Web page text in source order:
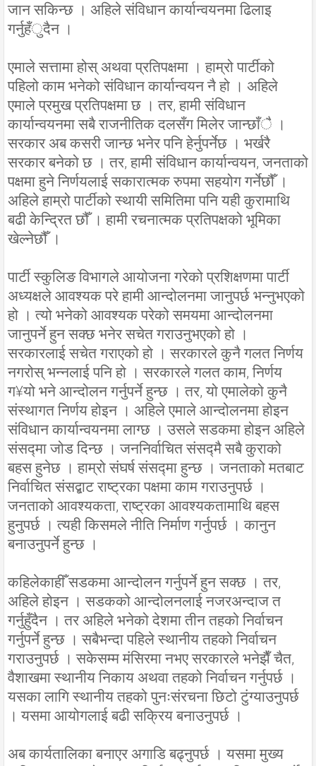
जान सकिन्छ । अहिले संविधान कार्यान्वयनमा ढिलाइ
गर्नुहँुदैन ।
एमाले सत्तामा होस् अथवा प्रतिपक्षमा । हाम्रो पार्टीको
पहिलो काम भनेको संविधान कार्यान्वयन नै हो । अहिले
एमाले प्रमुख प्रतिपक्षमा छ । तर, हामी संविधान
कार्यान्वयनमा सबै राजनीतिक दलसँग मिलेर जान्छाँै ।
सरकार अब कसरी जान्छ भनेर पनि हेर्नुपर्नेछ । भर्खरै
सरकार बनेको छ । तर, हामी संविधान कार्यान्वयन, जनताको
पक्षमा हुने निर्णयलाई सकारात्मक रुपमा सहयोग गर्नेछौँ ।
अहिले हाम्रो पार्टीको स्थायी समितिमा पनि यही कुरामाथि
बढी केन्द्रित छौँ । हामी रचनात्मक प्रतिपक्षको भूमिका
खेल्नेछौँ ।
पार्टी स्कुलिङ विभागले आयोजना गरेको प्रशिक्षणमा पार्टी
अध्यक्षले आवश्यक परे हामी आन्दोलनमा जानुपर्छ भन्नुभएको
हो । त्यो भनेको आवश्यक परेको समयमा आन्दोलनमा
जानुपर्ने हुन सक्छ भनेर सचेत गराउनुभएको हो ।
सरकारलाई सचेत गराएको हो । सरकारले कुनै गलत निर्णय
नगरोस् भन्नलाई पनि हो । सरकारले गलत काम, निर्णय
ग¥यो भने आन्दोलन गर्नुपर्ने हुन्छ । तर, यो एमालेको कुनै
संस्थागत निर्णय होइन । अहिले एमाले आन्दोलनमा होइन
संविधान कार्यान्वयनमा लाग्छ । उसले सडकमा होइन अहिले
संसद्मा जोड दिन्छ । जननिर्वाचित संसद्मै सबै कुराको
बहस हुनेछ । हाम्रो संघर्ष संसद्मा हुन्छ । जनताको मतबाट
निर्वाचित संसद्बाट राष्ट्रका पक्षमा काम गराउनुपर्छ ।
जनताको आवश्यकता, राष्ट्रका आवश्यकतामाथि बहस
हुनुपर्छ । त्यही किसमले नीति निर्माण गर्नुपर्छ । कानुन
बनाउनुपर्ने हुन्छ ।
कहिलेकाहीँ सडकमा आन्दोलन गर्नुपर्ने हुन सक्छ । तर,
अहिले होइन । सडकको आन्दोलनलाई नजरअन्दाज त
गर्नुहुँदैन । तर अहिले भनेको देशमा तीन तहको निर्वाचन
गर्नुपर्ने हुन्छ । सबैभन्दा पहिले स्थानीय तहको निर्वाचन
गराउनुपर्छ । सकेसम्म मंसिरमा नभए सरकारले भनेझैँ चैत,
वैशाखमा स्थानीय निकाय अथवा तहको निर्वाचन गर्नुपर्छ ।
यसका लागि स्थानीय तहको पुनःसंरचना छिटो टुंग्याउनुपर्छ
। यसमा आयोगलाई बढी सक्रिय बनाउनुपर्छ ।
अब कार्यतालिका बनाएर अगाडि बढ्नुपर्छ । यसमा मुख्य